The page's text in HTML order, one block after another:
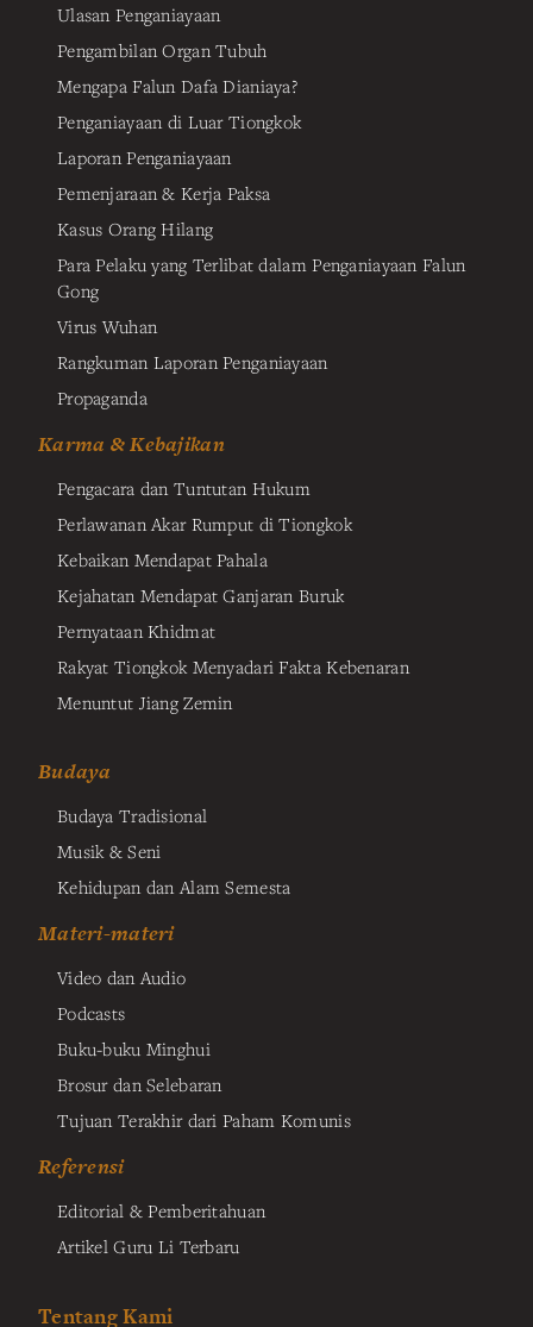
Ulasan Penganiayaan
Pengambilan Organ Tubuh
Mengapa Falun Dafa Dianiaya?
Penganiayaan di Luar Tiongkok
Laporan Penganiayaan
Pemenjaraan & Kerja Paksa
Kasus Orang Hilang
Para Pelaku yang Terlibat dalam Penganiayaan Falun
Gong
Virus Wuhan
Rangkuman Laporan Penganiayaan
Propaganda
Karma & Kebajikan
Pengacara dan Tuntutan Hukum
Perlawanan Akar Rumput di Tiongkok
Kebaikan Mendapat Pahala
Kejahatan Mendapat Ganjaran Buruk
Pernyataan Khidmat
Rakyat Tiongkok Menyadari Fakta Kebenaran
Menuntut Jiang Zemin
Budaya
Budaya Tradisional
Musik & Seni
Kehidupan dan Alam Semesta
Materi-materi
Video dan Audio
Podcasts
Buku-buku Minghui
Brosur dan Selebaran
Tujuan Terakhir dari Paham Komunis
Referensi
Editorial & Pemberitahuan
Artikel Guru Li Terbaru
Tentang Kami